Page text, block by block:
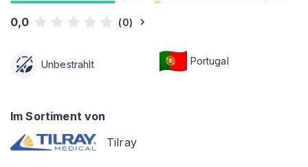
0,0 (0)
Unbestrahlt Portugal
Im Sortiment von
Tilray